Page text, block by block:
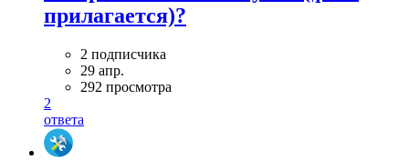
прилагается)?
2 подписчика
29 апр.
292 просмотра
2
ответа